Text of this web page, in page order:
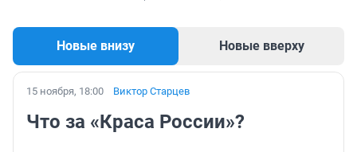
Новые внизу Новые вверху
15 ноября, 18:00 Виктор Старцев
Что за «Краса России»?